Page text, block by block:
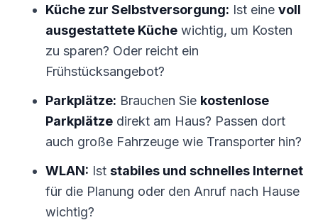
Küche zur Selbstversorgung: Ist eine voll
ausgestattete Küche wichtig, um Kosten
zu sparen? Oder reicht ein
Frühstücksangebot?
Parkplätze: Brauchen Sie kostenlose
Parkplätze direkt am Haus? Passen dort
auch große Fahrzeuge wie Transporter hin?
WLAN: Ist stabiles und schnelles Internet
für die Planung oder den Anruf nach Hause
wichtig?